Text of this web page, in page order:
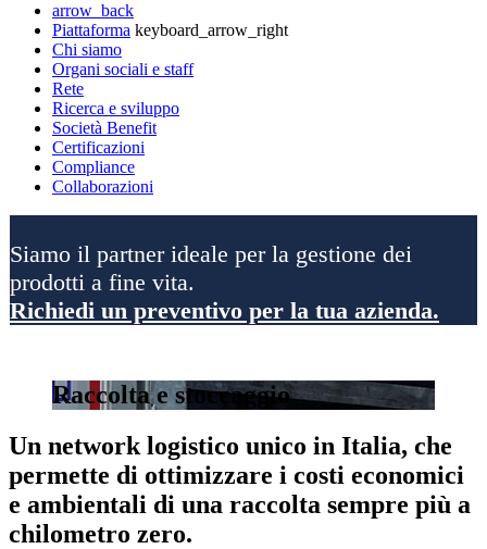
arrow_back
Piattaforma keyboard_arrow_right
Chi siamo
Organi sociali e staff
Rete
Ricerca e sviluppo
Società Benefit
Certificazioni
Compliance
Collaborazioni
Siamo il partner ideale per la gestione dei
prodotti a fine vita.
Richiedi un preventivo per la tua azienda.
Raccolta e stoccaggio
Un network logistico unico in Italia, che
permette di ottimizzare i costi economici
e ambientali di una raccolta sempre più a
chilometro zero.